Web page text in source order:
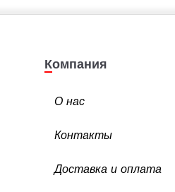
Компания
О нас
Контакты
Доставка и оплата